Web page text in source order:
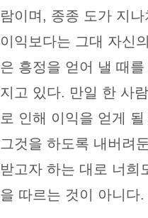
람이며, 종종 도가 지
이익보다는 그대 자신
은 흥정을 얻어 낼 때
지고 있다. 만일 한 사
로 인해 이익을 얻게
그것을 하도록 내버려
받고자 하는 대로 너희
을 따르는 것이 아니다.